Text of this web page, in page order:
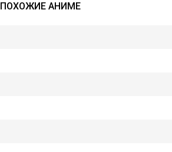
ПОХОЖИЕ АНИМЕ